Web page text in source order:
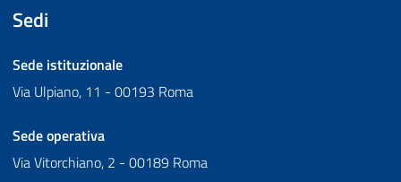
Sedi
Sede istituzionale
Via Ulpiano, 11 - 00193 Roma
Sede operativa
Via Vitorchiano, 2 - 00189 Roma